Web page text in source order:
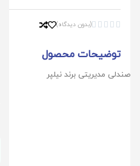




(بدون دیدگاه)
توضیحات محصول
صندلی مدیریتی برند نیلپر